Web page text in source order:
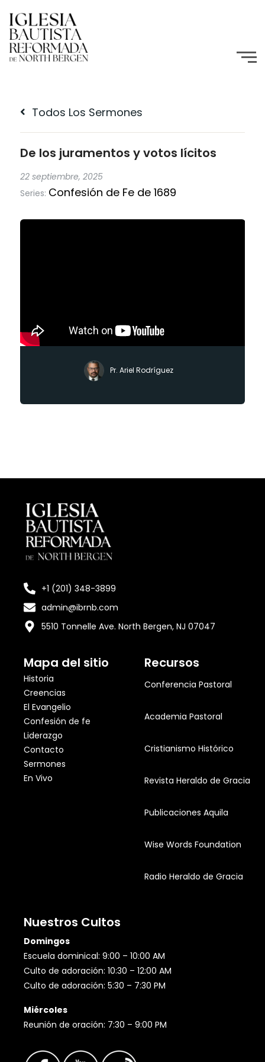
Todos Los Sermones
De los juramentos y votos lícitos
22 septiembre, 2025
Series: Confesión de Fe de 1689
Pr. Ariel Rodríguez
+1 (201) 348-3899
admin@ibrnb.com
5510 Tonnelle Ave. North Bergen, NJ 07047
Mapa del sitio
Historia
Creencias
El Evangelio
Confesión de fe
Liderazgo
Contacto
Sermones
En Vivo
Recursos
Conferencia Pastoral
Academia Pastoral
Cristianismo Histórico
Revista Heraldo de Gracia
Publicaciones Aquila
Wise Words Foundation
Radio Heraldo de Gracia
Nuestros Cultos
Domingos
Escuela dominical: 9:00 – 10:00 AM
Culto de adoración: 10:30 – 12:00 AM
Culto de adoración: 5:30 – 7:30 PM
Miércoles
Reunión de oración: 7:30 – 9:00 PM